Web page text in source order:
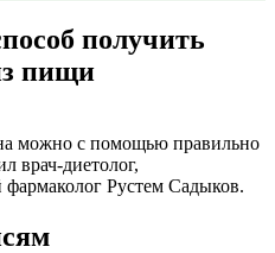
получить
пищи
можно с помощью правильно
врач-диетолог,
фармаколог Рустем Садыков.